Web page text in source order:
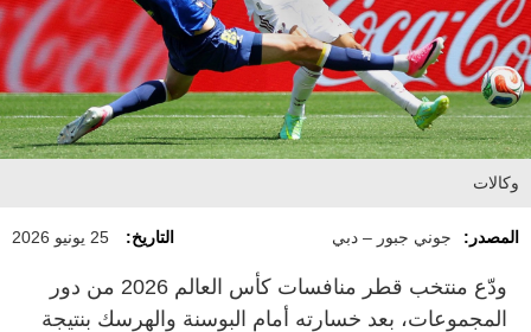
وكالات
المصدر: جوني جبور – دبي التاريخ: 25 يونيو 2026
ودّع منتخب قطر منافسات كأس العالم 2026 من دور
المجموعات، بعد خسارته أمام البوسنة والهرسك بنتيجة